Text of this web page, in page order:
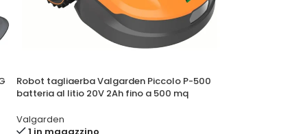
Robot tagliaerba Valgarden Piccolo P-500
batteria al litio 20V 2Ah fino a 500 mq
Valgarden